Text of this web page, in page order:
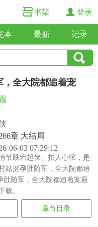
书架 登录
本 最新 记录
，全大院都追着宠
章 大结局
06-03 07:29:12
节跌宕起伏、扣人心弦，是
姑挺孕肚随军，全大院都追
随军，全大院都追着宠最
载。
章节目录